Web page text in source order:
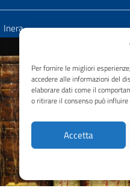
Per fornire le migliori
accedere alle informazioni del
elaborare dati come il
o ritirare il consenso può
Accetta
Inera